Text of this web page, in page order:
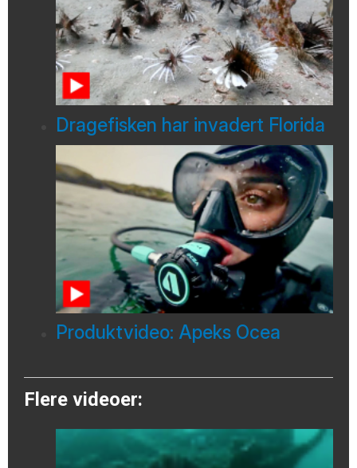
Dragefisken har invadert Florida
Produktvideo: Apeks Ocea
Flere videoer: